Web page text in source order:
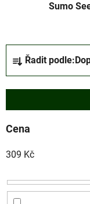
Sumo
n
í
r
d
Řadit podle:
Cena
309 Kč